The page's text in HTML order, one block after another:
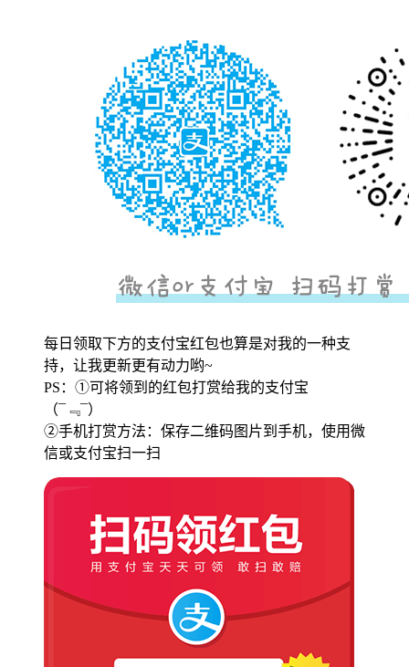
每日领取下方的支付宝红包也算是对我的一种支
持，让我更新更有动力哟~
PS：①可将领到的红包打赏给我的支付宝
（¯﹃¯）
②手机打赏方法：保存二维码图片到手机，使用微
信或支付宝扫一扫